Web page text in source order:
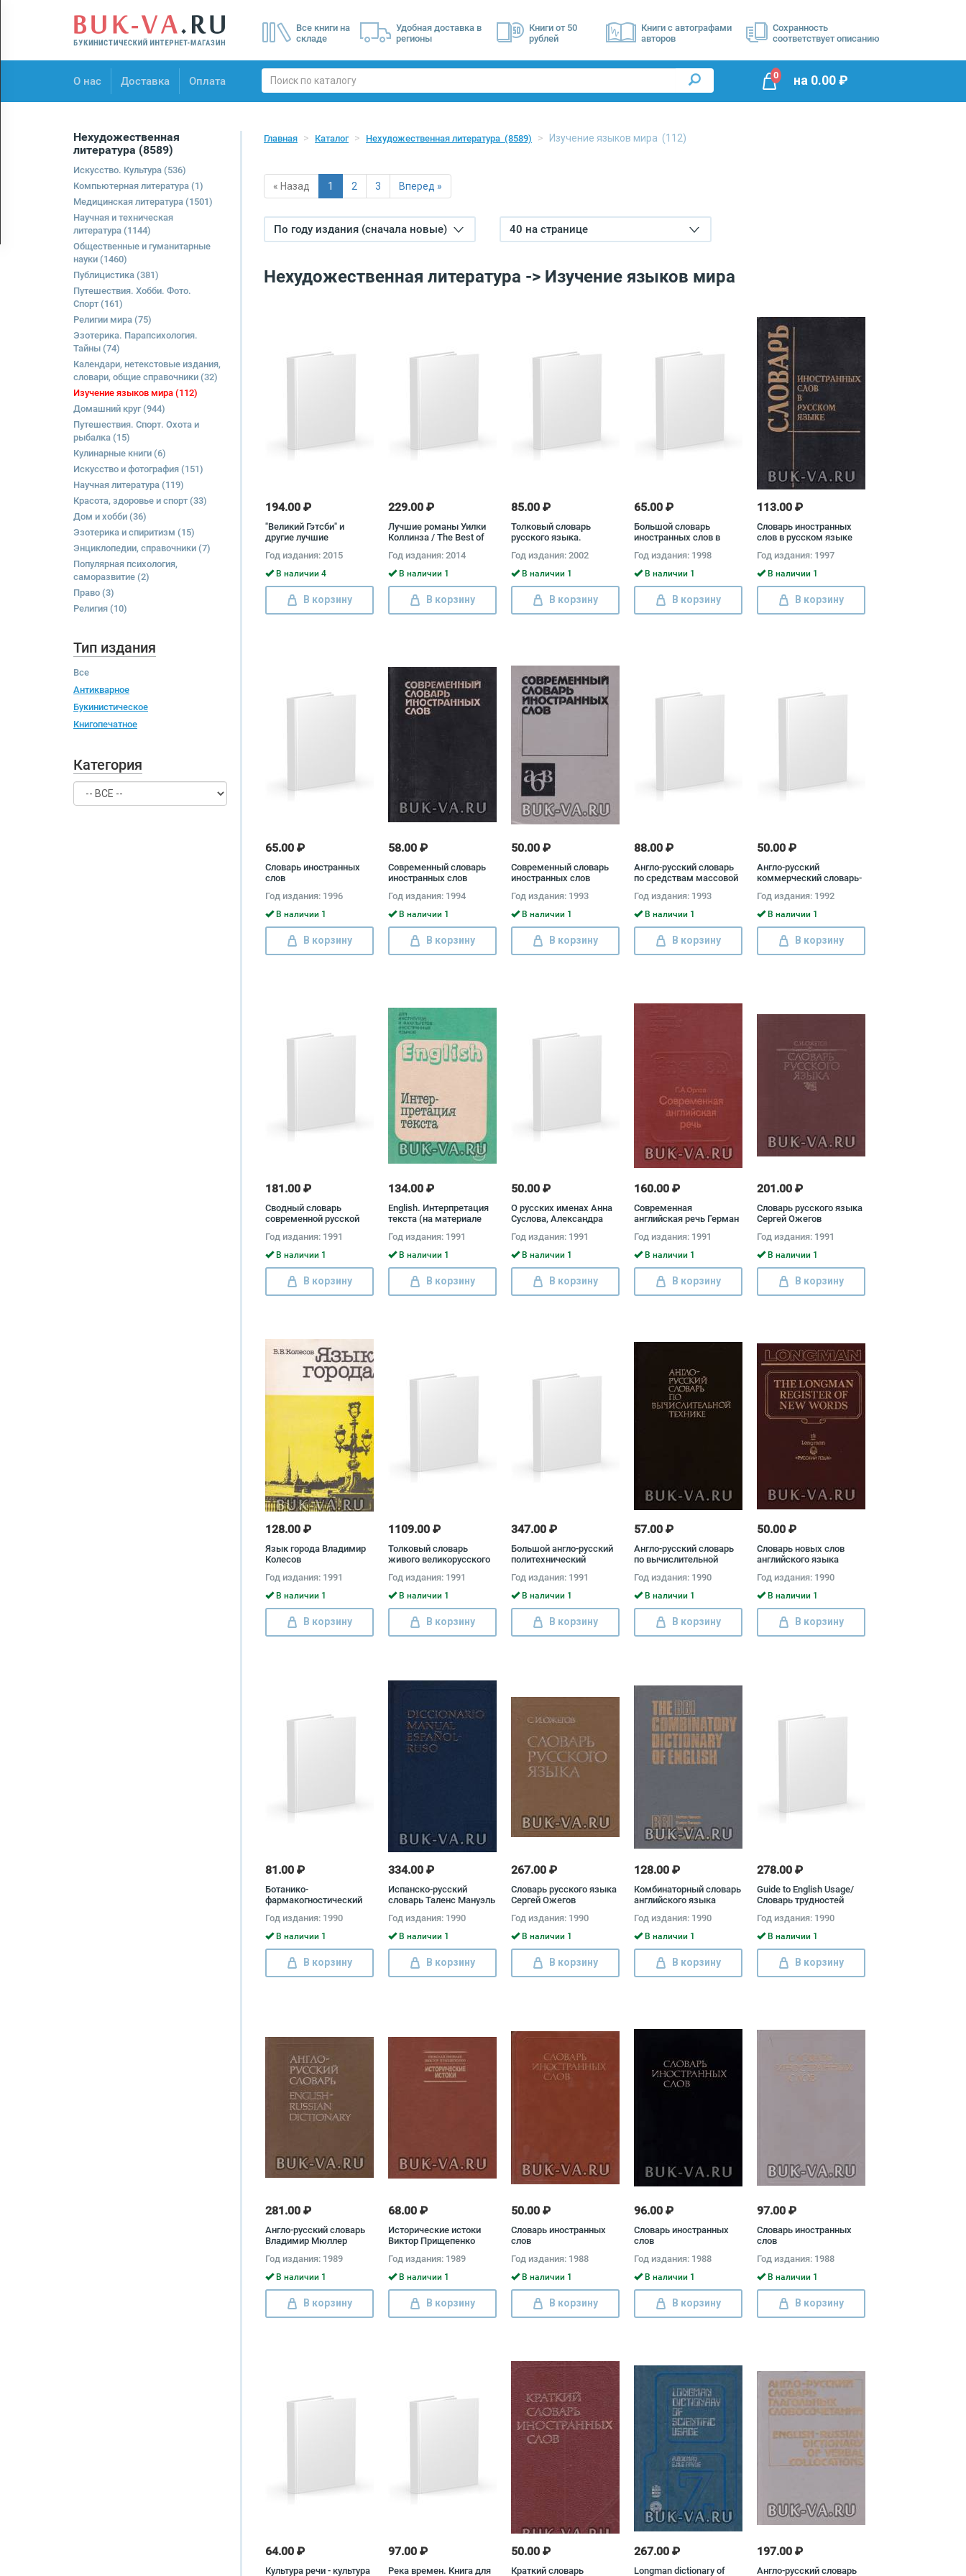
Все книги на
складе
Удобная доставка в
регионы
Книги от 50
рублей
Книги с автографами
авторов
Сохранность
соответствует описанию
О нас Доставка Оплата
О нас
0 на 0.00₽
Нехудожественная
литература (8589)
Искусство. Культура (536)
Компьютерная литература (1)
Медицинская литература (1501)
Научная и техническая
литература (1144)
Общественные и гуманитарные
науки (1460)
Публицистика (381)
Путешествия. Хобби. Фото.
Спорт(161)
Религии мира (75)
Эзотерика. Парапсихология.
Тайны (74)
Календари, нетекстовые издания,
словари, общие справочники (32)
Изучение языков мира (112)
Домашний круг(944)
Путешествия. Спорт. Охота и
рыбалка (15)
Кулинарные книги (6)
Искусство и фотография (151)
Научная литература (119)
Красота, здоровье и спорт(33)
Дом и хобби (36)
Эзотерика и спиритизм (15)
Энциклопедии, справочники (7)
Популярная психология,
саморазвитие (2)
Право (3)
Религия (10)
Тип издания
Все
Антикварное
Букинистическое
Книгопечатное
Категория
Главная Каталог Нехудожественная литература (8589) Изучение языков мира (112)
« Назад 1 2 3 Вперед »
По году издания (сначала новые) 40 на странице
Нехудожественная литература -> Изучение языков мира
194.00 ₽
"Великий Гэтсби" и
другие лучшие
Фицджеральда / The
Great Gatsby & Other
Prose Фрэнсис Скотт Кей
Фицджеральд
Год издания: 2015
В наличии 4
В корзину
229.00 ₽
Лучшие романы Уилки
Коллинза / The Best of
Уилки Коллинз
Год издания: 2014
В наличии 1
В корзину
85.00 ₽
Толковый словарь
русского языка.
Год издания: 2002
В наличии 1
В корзину
65.00 ₽
Большой словарь
иностранных слов в
Год издания: 1998
В наличии 1
В корзину
113.00 ₽
Словарь иностранных
слов в русском языке
Год издания: 1997
В наличии 1
В корзину
65.00 ₽
Словарь иностранных
слов
Год издания: 1996
В наличии 1
В корзину
58.00 ₽
Современный словарь
иностранных слов
Год издания: 1994
В наличии 1
В корзину
50.00 ₽
Современный словарь
иностранных слов
Год издания: 1993
В наличии 1
В корзину
88.00 ₽
Англо-русский словарь
по средствам массовой
Год издания: 1993
В наличии 1
В корзину
50.00 ₽
Англо-русский
коммерческий словарь-
Год издания: 1992
В наличии 1
В корзину
181.00 ₽
Сводный словарь
современной русской
книг)
Год издания: 1991
В наличии 1
В корзину
134.00 ₽
English. Интерпретация
текста (на материале
поговорок). Учебное
пособие Нина
Афанасьева, Людмила
Мустаева, Галина
Стефанович, Яков
Биренбаум
Год издания: 1991
В наличии 1
В корзину
50.00 ₽
О русских именах Анна
Суслова, Александра
Год издания: 1991
В наличии 1
В корзину
160.00 ₽
Современная
английская речь Герман
Год издания: 1991
В наличии 1
В корзину
201.00 ₽
Словарь русского языка
Сергей Ожегов
Год издания: 1991
В наличии 1
В корзину
128.00 ₽
Язык города Владимир
Колесов
Год издания: 1991
В наличии 1
В корзину
1109.00 ₽
Толковый словарь
живого великорусского
(комплект) Владимир
Даль
Год издания: 1991
В наличии 1
В корзину
347.00 ₽
Большой англо-русский
политехнический
книг) Дмитрий Столяров,
Ю. Кузьмин
Год издания: 1991
В наличии 1
В корзину
57.00 ₽
Англо-русский словарь
по вычислительной
Зейденберг, Алексей
Зимарев, Андрей
Степанов
Год издания: 1990
В наличии 1
В корзину
50.00 ₽
Словарь новых слов
английского языка
Год издания: 1990
В наличии 1
В корзину
81.00 ₽
Ботанико-
фармакогностический
Гортинский, Нора
Забинкова, Валентина
Регир, Любовь Селенина,
Нина Сыровежко,
Леонид Теслов, Нина
Харитонова, Роза
Год издания: 1990
В наличии 1
В корзину
334.00 ₽
Испанско-русский
словарь Таленс Мануэль
Год издания: 1990
В наличии 1
В корзину
267.00 ₽
Словарь русского языка
Сергей Ожегов
Год издания: 1990
В наличии 1
В корзину
128.00 ₽
Комбинаторный словарь
английского языка
Бенсон, Р. Илсон
Год издания: 1990
В наличии 1
В корзину
278.00 ₽
Guide to English Usage/
Словарь трудностей
Гринбаум, Дж. Уиткат
Год издания: 1990
В наличии 1
В корзину
281.00 ₽
Англо-русский словарь
Владимир Мюллер
Год издания: 1989
В наличии 1
В корзину
68.00 ₽
Исторические истоки
Виктор Прищепенко
Год издания: 1989
В наличии 1
В корзину
50.00 ₽
Словарь иностранных
слов
Год издания: 1988
В наличии 1
В корзину
96.00 ₽
Словарь иностранных
слов
Год издания: 1988
В наличии 1
В корзину
97.00 ₽
Словарь иностранных
слов
Год издания: 1988
В наличии 1
В корзину
64.00 ₽
Культура речи - культура
97.00 ₽
Река времен. Книга для
50.00 ₽
Краткий словарь
267.00 ₽
Longman dictionary of
197.00 ₽
Англо-русский словарь